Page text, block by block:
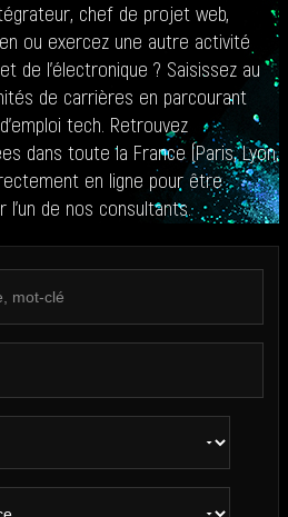
chef de projet web,
ou exercez une autre activité
de l’électronique ? Saisissez au
de carrières en parcourant
tech. Retrouvez
dans toute la France (Paris, Lyon,
en ligne pour être
de nos consultants.